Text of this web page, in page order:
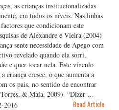
as crianças institucionalizadas
em todos os níveis. Nas linhas
que condicionam este
de Alexandre e Vieira (2004)
sente necessidade de Apego com
revelado quando ela sorri,
e quer tocar nela. Este vínculo
criança cresce, o que aumenta a
os pais, no sentido de encontrar
Torres, & Maia, 2009). “Dizer …
2016 Read Article